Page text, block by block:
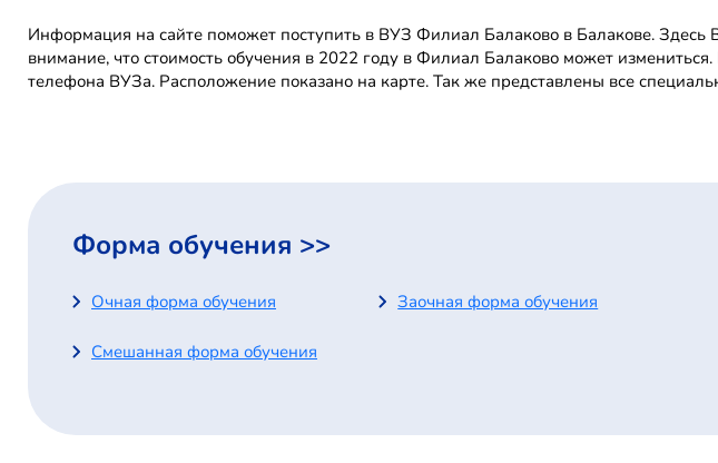
Информация на сайте поможет поступить в ВУЗ Филиал Балаково в Балакове.
внимание, что стоимость обучения в 2022 году в Филиал Балаково может
телефона ВУЗа. Расположение показано на карте. Так же представлены все
Форма обучения >>
Очная форма обучения Заочная форма обучения
Смешанная форма обучения